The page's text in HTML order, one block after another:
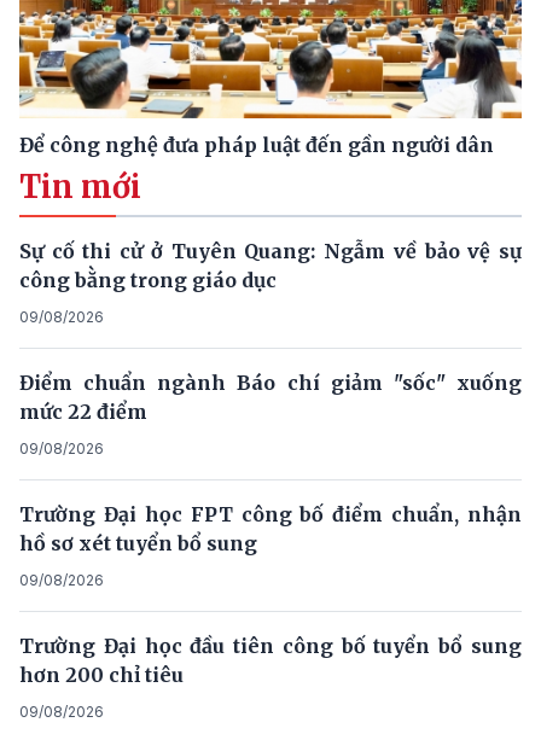
Để công nghệ đưa pháp luật đến gần người dân
Tin mới
Sự cố thi cử ở Tuyên Quang: Ngẫm về bảo vệ sự
công bằng trong giáo dục
09/08/2026
Điểm chuẩn ngành Báo chí giảm "sốc" xuống
mức 22 điểm
09/08/2026
Trường Đại học FPT công bố điểm chuẩn, nhận
hồ sơ xét tuyển bổ sung
09/08/2026
Trường Đại học đầu tiên công bố tuyển bổ sung
hơn 200 chỉ tiêu
09/08/2026